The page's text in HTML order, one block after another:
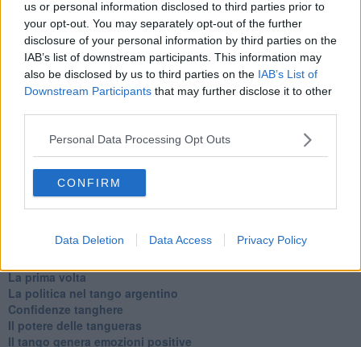
us or personal information disclosed to third parties prior to
your opt-out. You may separately opt-out of the further
disclosure of your personal information by third parties on the
IAB’s list of downstream participants. This information may
also be disclosed by us to third parties on the IAB’s List of
Downstream Participants that may further disclose it to other
Personal Data Processing Opt Outs
CONFIRM
Data Deletion Data Access Privacy Policy
Newsletter QUInews - ToscanaMedia. Arriva gratis tutti i giorni
alle 20:00 direttamente nella tua casella di posta.
Basta cliccare QUI
Ti potrebbe interessare anche:
Diario di una tanghera
Il tanguero che entra in pista
Personalità tanguera
Il kamasutango
Dove andiamo stasera?
Il tanghero odioso
La prima volta
La politica nel tango argentino
Confidenze tanghere
Il potere delle tangueras
Il tango genera emozioni positive